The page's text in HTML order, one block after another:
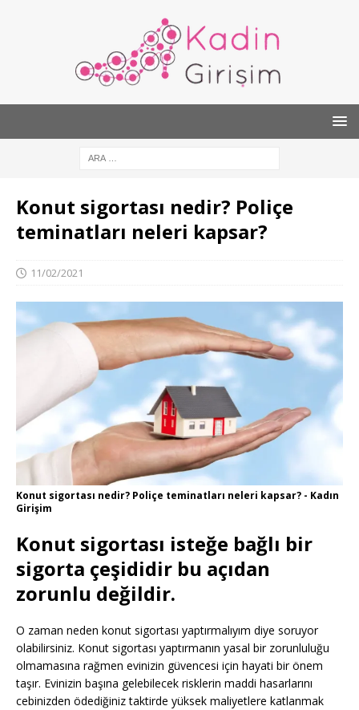
Konut sigortası nedir? Poliçe
teminatları neleri kapsar?
11/02/2021
Konut sigortası nedir? Poliçe teminatları neleri kapsar? - Kadın
Girişim
Konut sigortası isteğe bağlı bir
sigorta çeşididir bu açıdan
zorunlu değildir.
O zaman neden konut sigortası yaptırmalıyım diye soruyor
olabilirsiniz. Konut sigortası yaptırmanın yasal bir zorunluluğu
olmamasına rağmen evinizin güvencesi için hayati bir önem
taşır. Evinizin başına gelebilecek risklerin maddi hasarlarını
cebinizden ödediğiniz taktirde yüksek maliyetlere katlanmak